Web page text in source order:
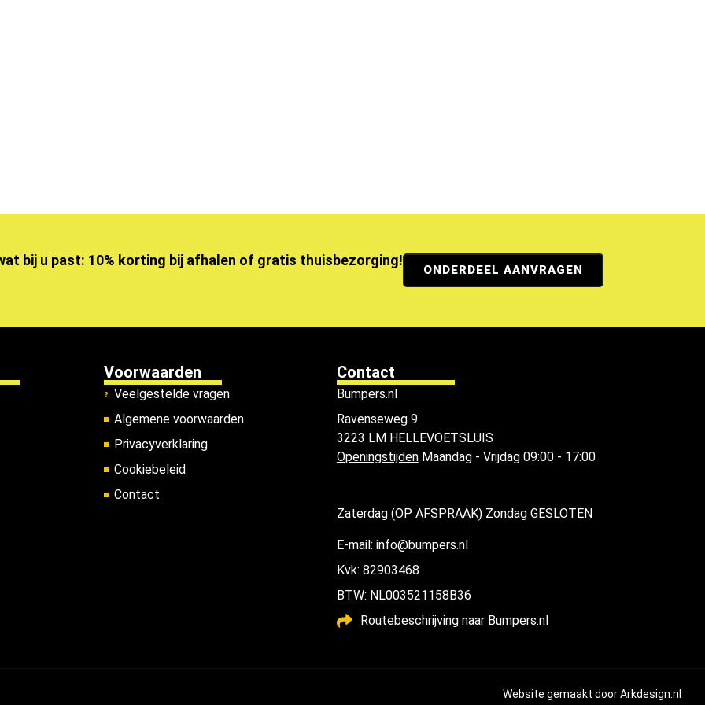
bij u past: 10% korting bij afhalen of gratis thuisbezorging!
ONDERDEEL AANVRAGEN
Voorwaarden
Veelgestelde vragen
Algemene voorwaarden
Privacyverklaring
Cookiebeleid
Contact
Contact
Bumpers.nl
Ravenseweg 9
3223 LM HELLEVOETSLUIS
OpeningstijdenMaandag - Vrijdag 09:00 - 17:00
Zaterdag (OP AFSPRAAK) Zondag GESLOTEN
E-mail: info@bumpers.nl
Kvk: 82903468
BTW: NL003521158B36
Routebeschrijving naar Bumpers.nl
Website gemaakt doorArkdesign.nl